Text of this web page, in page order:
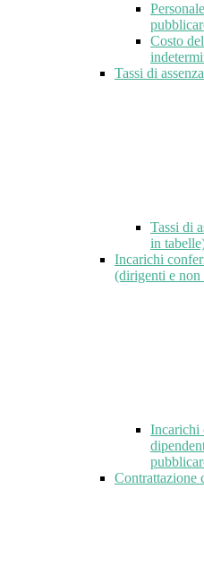
Costo
Tassi di assenza
Tassi di
in
Incarichi
(dirigenti e
Incarichi
Contrattazione